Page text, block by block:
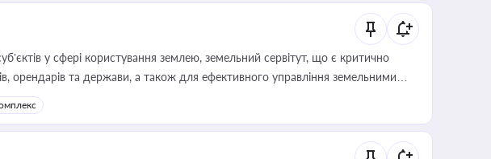
у сфері користування землею, земельний сервітут, що є критично
орендарів та держави, а також для ефективного управління земельними